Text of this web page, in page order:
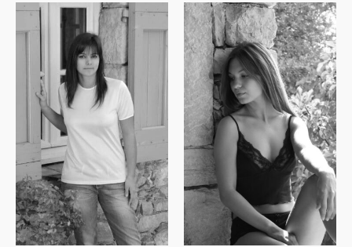
Plage
de
prix :
92.00€
à
103.00€
Plage
de
prix :
100.00€
à
106.00€